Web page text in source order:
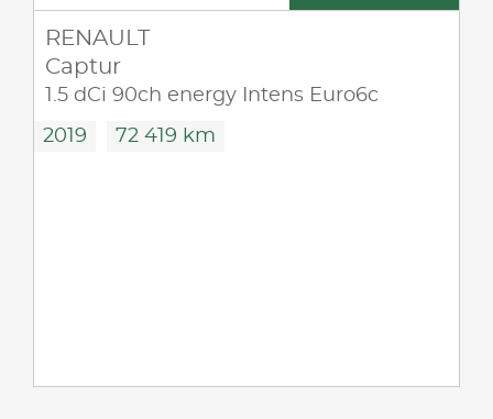
RENAULT
Captur
1.5 dCi 90ch energy Intens Euro6c
2019 72 419 km